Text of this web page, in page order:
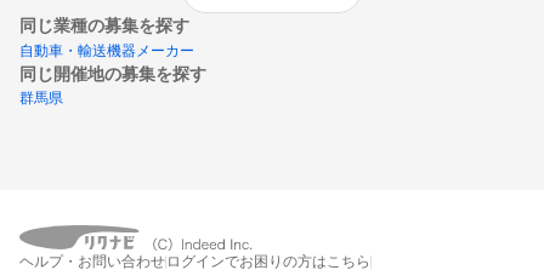
同じ業種の募集を探す
自動車・輸送機器メーカー
同じ開催地の募集を探す
群馬県
ヘルプ・お問い合わせ ログインでお困りの方はこちら